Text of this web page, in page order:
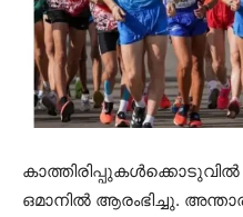
ഒമാനിൽ ആരംഭിച്ചു.